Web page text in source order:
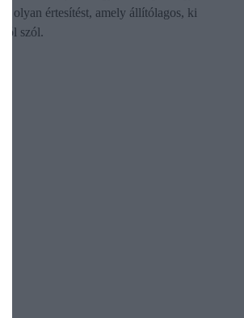
olyan értesítést, amely állítólagos, ki
szól.